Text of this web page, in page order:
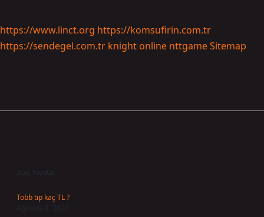
https://www.linct.org https://komsufirin.com.tr
https://sendegel.com.tr knight online nttgameSitemap
Son Yazılar
Tobb tıp kaç TL ?